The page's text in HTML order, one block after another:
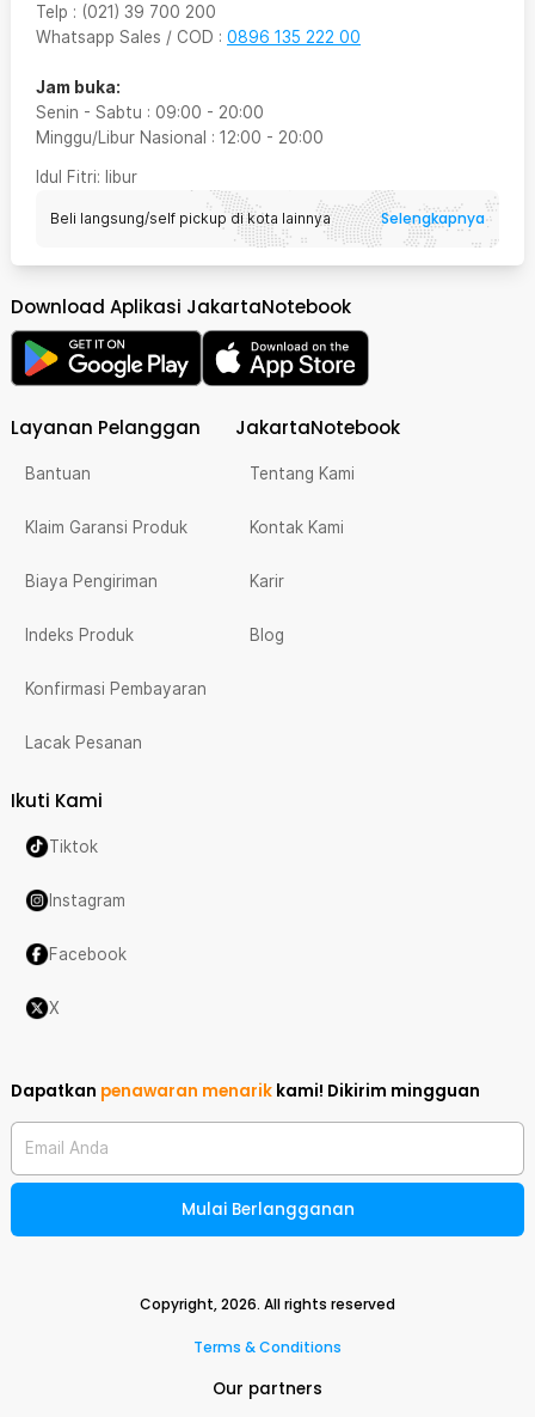
Telp : (021) 39 700 200
Whatsapp Sales / COD : 0896 135 222 00
Jam buka:
Senin - Sabtu : 09:00 - 20:00
Minggu/Libur Nasional : 12:00 - 20:00
Idul Fitri: libur
Beli langsung/self pickup di kota lainnya Selengkapnya
Download Aplikasi JakartaNotebook
Layanan Pelanggan
Bantuan
Klaim Garansi Produk
Biaya Pengiriman
Indeks Produk
Konfirmasi Pembayaran
Lacak Pesanan
JakartaNotebook
Tentang Kami
Kontak Kami
Karir
Blog
Ikuti Kami
Tiktok
Instagram
Facebook
X
Dapatkan penawaran menarik kami! Dikirim mingguan
Email Anda
Mulai Berlangganan
Copyright,2026. All rights reserved
Terms & Conditions
Our partners